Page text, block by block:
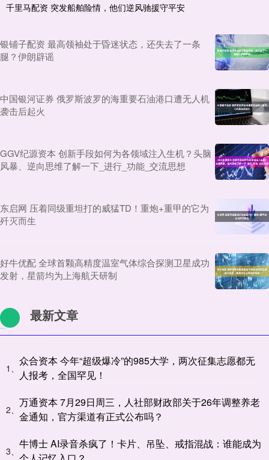
千里马配资 突发船舶险情，他们逆风驰援守平安
银铺子配资 最高领袖处于昏迷状态，还失去了一条
腿？伊朗辟谣
中国银河证券 俄罗斯波罗的海重要石油港口遭无人机
袭击后起火
GGV纪源资本 创新手段如何为各领域注入生机？头脑
风暴、逆向思维了解一下_进行_功能_交流思想
东启网 压着同级重坦打的威猛TD！重炮+重甲的它为
歼灭而生
好牛优配 全球首颗高精度温室气体综合探测卫星成功
发射，星箭均为上海航天研制
最新文章
1、
众合资本 今年“超级爆冷”的985大学，两次征集志愿都无
人报考，全国罕见！
2、
万通资本 7月29日周三，人社部财政部关于26年调整养老
金通知，官方渠道有正式公布吗？
3、
牛博士 AI录音杀疯了！卡片、吊坠、戒指混战：谁能成为